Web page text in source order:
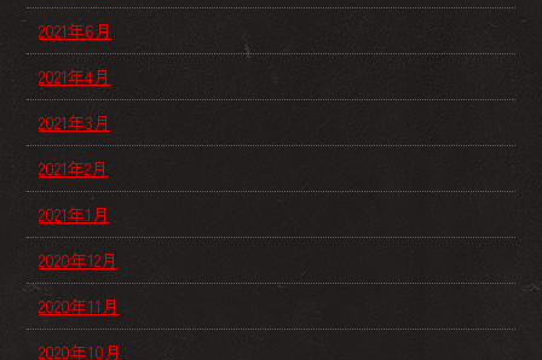
2021年6月
2021年4月
2021年3月
2021年2月
2021年1月
2020年12月
2020年11月
2020年10月